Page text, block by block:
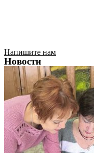
Напишите нам
Новости